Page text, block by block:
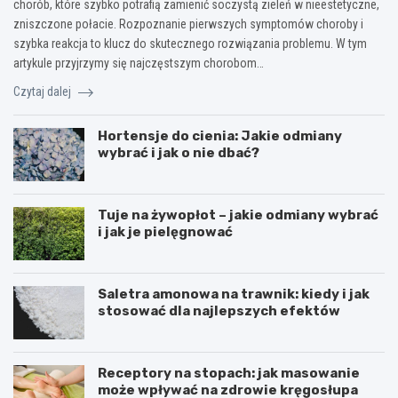
chorób, które szybko potrafią zamienić soczystą zieleń w nieestetyczne,
zniszczone połacie. Rozpoznanie pierwszych symptomów choroby i
szybka reakcja to klucz do skutecznego rozwiązania problemu. W tym
artykule przyjrzymy się najczęstszym chorobom…
Czytaj dalej
Hortensje do cienia: Jakie odmiany
wybrać i jak o nie dbać?
Tuje na żywopłot – jakie odmiany wybrać
i jak je pielęgnować
Saletra amonowa na trawnik: kiedy i jak
stosować dla najlepszych efektów
Receptory na stopach: jak masowanie
może wpływać na zdrowie kręgosłupa